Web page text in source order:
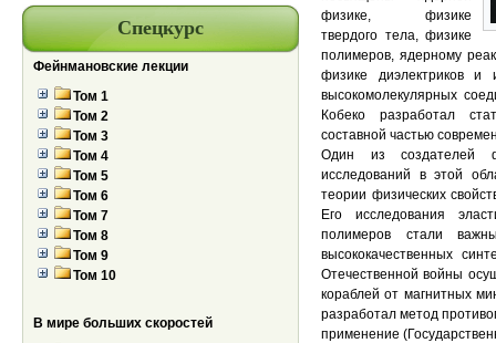
Спецкурс
Фейнмановские лекции
Том 1
Том 2
Том 3
Том 4
Том 5
Том 6
Том 7
Том 8
Том 9
Том 10
В мире больших скоростей
физике, физике
твердого тела, физике
полимеров, ядерному
физике диэлектриков и
высокомолекулярных
Кобеко разработал
составной частью
Один из создателей
исследований в этой
теории физических
Его исследования
полимеров стали
высококачественных
Отечественной войны
кораблей от магнитных
разработал метод
применение